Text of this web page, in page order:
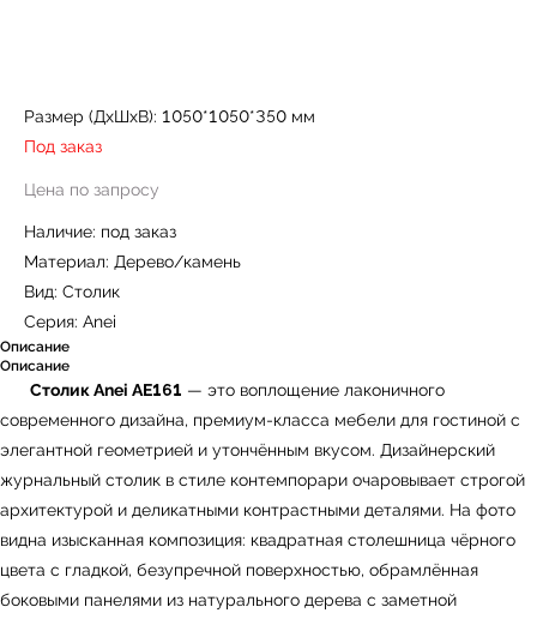
Размер (ДxШxВ): 1050*1050*350 мм
Под заказ
Цена по запросу
Наличие: под заказ
Материал: Дерево/камень
Вид: Столик
Серия: Anei
Описание
Описание
Столик Anei AE161 — это воплощение лаконичного
современного дизайна, премиум-класса мебели для гостиной с
элегантной геометрией и утончённым вкусом. Дизайнерский
журнальный столик в стиле контемпорари очаровывает строгой
архитектурой и деликатными контрастными деталями. На фото
видна изысканная композиция: квадратная столешница чёрного
цвета с гладкой, безупречной поверхностью, обрамлённая
боковыми панелями из натурального дерева с заметной